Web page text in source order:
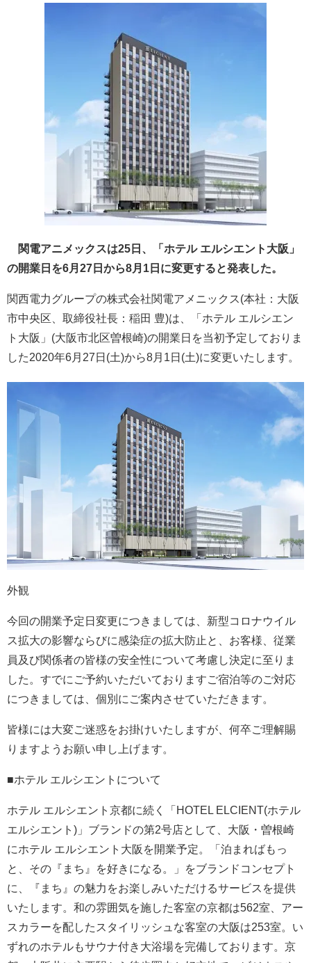
関電アニメックスは25日、「ホテル エルシエント大阪」
の開業日を6月27日から8月1日に変更すると発表した。
関西電力グループの株式会社関電アメニックス(本社：大阪
市中央区、取締役社長：稲田 豊)は、「ホテル エルシエン
ト大阪」(大阪市北区曽根崎)の開業日を当初予定しておりま
した2020年6月27日(土)から8月1日(土)に変更いたします。
外観
今回の開業予定日変更につきましては、新型コロナウイル
ス拡大の影響ならびに感染症の拡大防止と、お客様、従業
員及び関係者の皆様の安全性について考慮し決定に至りま
した。すでにご予約いただいておりますご宿泊等のご対応
につきましては、個別にご案内させていただきます。
皆様には大変ご迷惑をお掛けいたしますが、何卒ご理解賜
りますようお願い申し上げます。
■ホテル エルシエントについて
ホテル エルシエント京都に続く「HOTEL ELCIENT(ホテル
エルシエント)」ブランドの第2号店として、大阪・曽根崎
にホテル エルシエント大阪を開業予定。「泊まればもっ
と、その『まち』を好きになる。」をブランドコンセプト
に、『まち』の魅力をお楽しみいただけるサービスを提供
いたします。和の雰囲気を施した客室の京都は562室、アー
スカラーを配したスタイリッシュな客室の大阪は253室。い
ずれのホテルもサウナ付き大浴場を完備しております。京